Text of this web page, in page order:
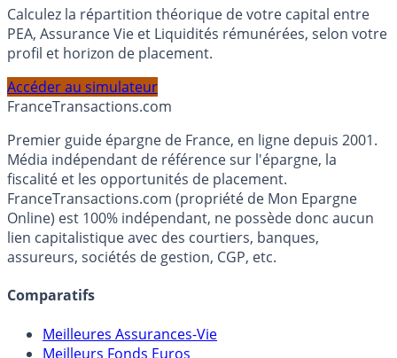
Simulateur d'Allocation
Calculez la répartition théorique de votre capital entre
profil et horizon de placement.
FranceTransactions.com
Premier guide épargne de France, en ligne depuis 2001.
Média indépendant de référence sur l'épargne, la
fiscalité et les opportunités de placement.
FranceTransactions.com (propriété de Mon Epargne
Online) est 100% indépendant, ne possède donc aucun
assureurs, sociétés de gestion, CGP, etc.
Comparatifs